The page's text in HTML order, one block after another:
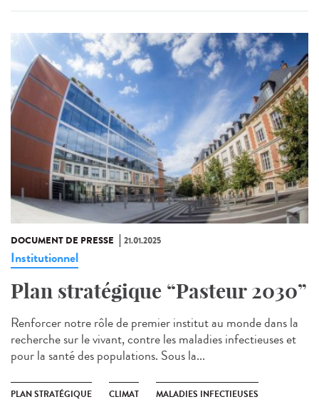
DOCUMENT DE PRESSE 21.01.2025
Institutionnel
Plan stratégique “Pasteur 2030”
Renforcer notre rôle de premier institut au monde dans la
recherche sur le vivant, contre les maladies infectieuses et
pour la santé des populations. Sous la...
PLAN STRATÉGIQUE CLIMAT MALADIES INFECTIEUSES